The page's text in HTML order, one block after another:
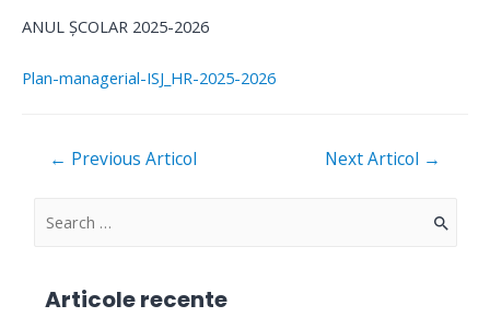
ANUL ȘCOLAR 2025-2026
Plan-managerial-ISJ_HR-2025-2026
Navigare
← Previous Articol Next Articol →
S
Articole recente